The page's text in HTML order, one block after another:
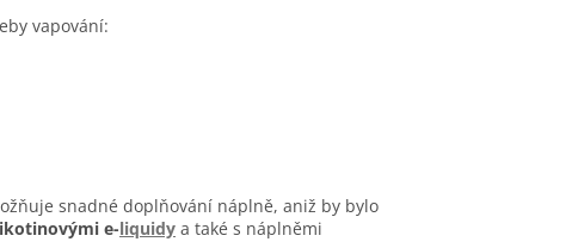
vapování:
snadné doplňování náplně, aniž by bylo
e-liquidy a také s náplněmi